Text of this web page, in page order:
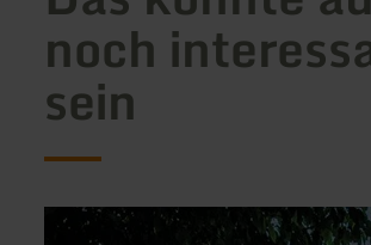
noch
sein
mehr
erfahren